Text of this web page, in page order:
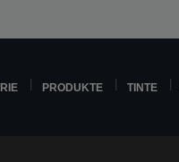
PRODUKTE TINTE